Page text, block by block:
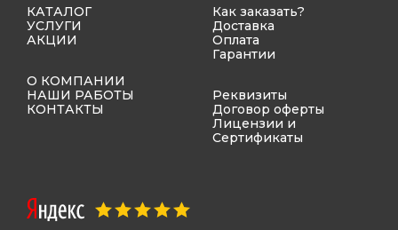
КАТАЛОГ
УСЛУГИ
АКЦИИ
О КОМПАНИИ
НАШИ РАБОТЫ
КОНТАКТЫ
Как заказать?
Доставка
Оплата
Гарантии
Реквизиты
Договор оферты
Лицензии и
Сертификаты